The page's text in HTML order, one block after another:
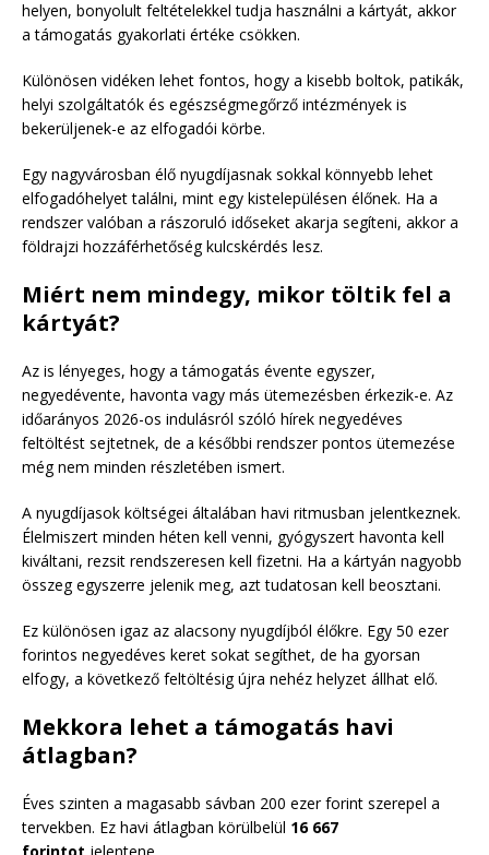
helyen, bonyolult feltételekkel tudja használni a kártyát, akkor
a támogatás gyakorlati értéke csökken.
Különösen vidéken lehet fontos, hogy a kisebb boltok, patikák,
helyi szolgáltatók és egészségmegőrző intézmények is
bekerüljenek-e az elfogadói körbe.
Egy nagyvárosban élő nyugdíjasnak sokkal könnyebb lehet
elfogadóhelyet találni, mint egy kistelepülésen élőnek. Ha a
rendszer valóban a rászoruló időseket akarja segíteni, akkor a
földrajzi hozzáférhetőség kulcskérdés lesz.
Miért nem mindegy, mikor töltik fel a
kártyát?
Az is lényeges, hogy a támogatás évente egyszer,
negyedévente, havonta vagy más ütemezésben érkezik-e. Az
időarányos 2026-os indulásról szóló hírek negyedéves
feltöltést sejtetnek, de a későbbi rendszer pontos ütemezése
még nem minden részletében ismert.
A nyugdíjasok költségei általában havi ritmusban jelentkeznek.
Élelmiszert minden héten kell venni, gyógyszert havonta kell
kiváltani, rezsit rendszeresen kell fizetni. Ha a kártyán nagyobb
összeg egyszerre jelenik meg, azt tudatosan kell beosztani.
Ez különösen igaz az alacsony nyugdíjból élőkre. Egy 50 ezer
forintos negyedéves keret sokat segíthet, de ha gyorsan
elfogy, a következő feltöltésig újra nehéz helyzet állhat elő.
Mekkora lehet a támogatás havi
átlagban?
Éves szinten a magasabb sávban 200 ezer forint szerepel a
tervekben. Ez havi átlagban körülbelül 16 667